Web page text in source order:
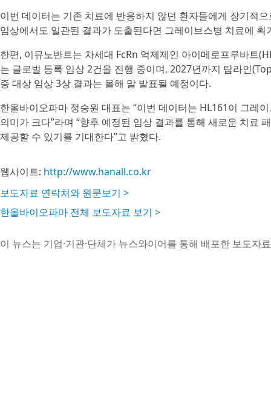
이번 데이터는 기존 치료에 반응하지 않던 환자들에게 장기적
임상에서도 일관된 결과가 도출된다면 그레이브스병 치료에
한편, 이뮤노반트는 차세대 FcRn 억제제인 아이메로프루바트
는 글로벌 등록 임상 2건을 진행 중이며, 2027년까지 탑라인
증 대상 임상 3상 결과는 올해 말 발표될 예정이다.
한올바이오파마 정승원 대표는 “이번 데이터는 HL161이 그레
의미가 크다”라며 “향후 예정된 임상 결과를 통해 새로운 치료
제공할 수 있기를 기대한다”고 밝혔다.
웹사이트: http://www.hanall.co.kr
보도자료 연락처와 원문보기 >
한올바이오파마 전체 보도자료 보기 >
이 뉴스는 기업·기관·단체가 뉴스와이어를 통해 배포한 보도자